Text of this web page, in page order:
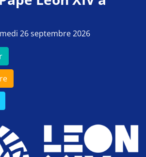
26 septembre 2026